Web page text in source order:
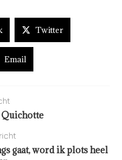
Twitter
Email
gaat, word ik plots heel